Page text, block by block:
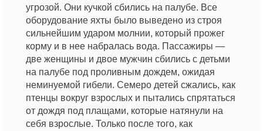
угрозой. Они кучкой сбились на палубе. Все
оборудование яхты было выведено из строя
сильнейшим ударом молнии, который прожег
корму и в нее набралась вода. Пассажиры —
две женщины и двое мужчин сбились с детьми
на палубе под проливным дождем, ожидая
неминуемой гибели. Семеро детей сжались, как
птенцы вокруг взрослых и пытались спрятаться
от дождя под плащами, которые натянули на
себя взрослые. Только после того, как